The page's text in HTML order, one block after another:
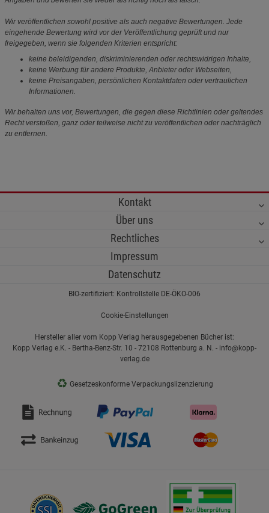
Wir veröffentlichen sowohl positive als auch negative Bewertungen. Jede
eingehende Bewertung wird vor der Veröffentlichung geprüft und nur
freigegeben, wenn sie folgenden Kriterien entspricht:
keine beleidigenden, diskriminierenden oder rechtswidrigen Inhalte,
keine Werbung für andere Produkte, Anbieter oder Webseiten,
keine Preisangaben, persönlichen Kontaktdaten oder vertraulichen
Informationen.
Wir behalten uns vor, Bewertungen, die gegen diese Richtlinien oder geltendes
Recht verstoßen, ganz oder teilweise nicht zu veröffentlichen oder nachträglich
zu entfernen.
Kontakt
Über uns
Rechtliches
Impressum
Datenschutz
BIO-zertifiziert: Kontrollstelle DE-ÖKO-006
Cookie-Einstellungen
Hersteller aller vom Kopp Verlag herausgegebenen Bücher ist:
Kopp Verlag e.K. - Bertha-Benz-Str. 10 - 72108 Rottenburg a. N. - info@kopp-
verlag.de
♻ Gesetzeskonforme Verpackungslizenzierung